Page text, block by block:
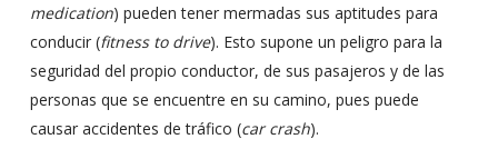
medication) pueden tener mermadas sus aptitudes para
conducir (fitness to drive). Esto supone un peligro para la
seguridad del propio conductor, de sus pasajeros y de las
personas que se encuentre en su camino, pues puede
causar accidentes de tráfico (car crash).